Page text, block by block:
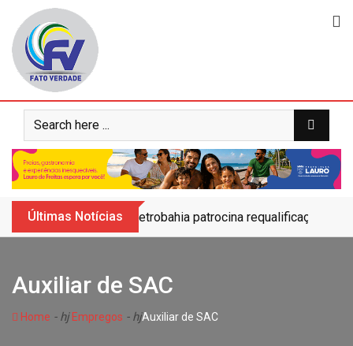
content
Últimas Notícias Petrobahia patrocina requalificação do
Auxiliar de SAC
Home - hjEmpregos - hjAuxiliar de SAC